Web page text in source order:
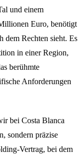
und einem
Euro, benötigt
dem Rechten sieht. Es
in einer Region,
berühmte
Anforderungen
bei Costa Blanca
sondern präzise
Vertrag, bei dem